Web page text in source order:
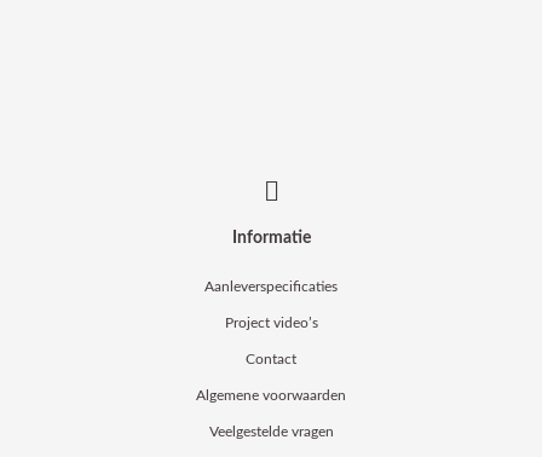
Informatie
Aanleverspecificaties
Project video’s
Contact
Algemene voorwaarden
Veelgestelde vragen